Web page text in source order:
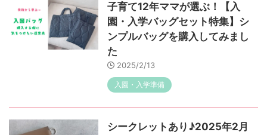
子育て12年ママが選ぶ！【入
園・入学バッグセット特集】シ
ンプルバッグを購入してみまし
た
2025/2/13
入園・入学準備
シークレットあり♪2025年2月